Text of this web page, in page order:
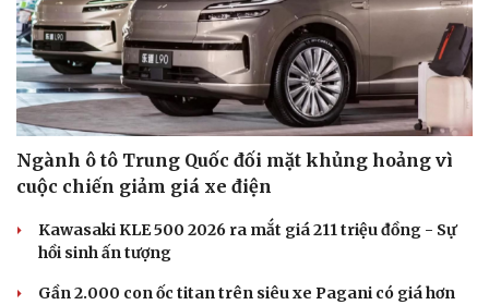
Ngành ô tô Trung Quốc đối mặt khủng hoảng vì
cuộc chiến giảm giá xe điện
Kawasaki KLE 500 2026 ra mắt giá 211 triệu đồng - Sự
hồi sinh ấn tượng
Gần 2.000 con ốc titan trên siêu xe Pagani có giá hơn